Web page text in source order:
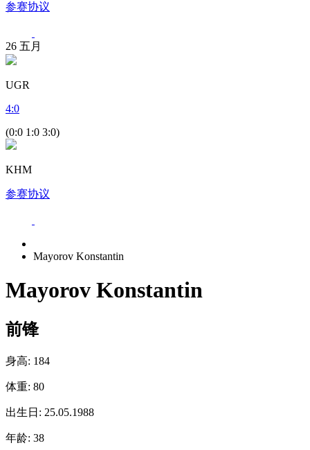
参赛协议
26 五月
UGR
4:0
(0:0 1:0 3:0)
KHM
参赛协议
Mayorov Konstantin
Mayorov Konstantin
前锋
身高: 184
体重: 80
出生日: 25.05.1988
年龄: 38